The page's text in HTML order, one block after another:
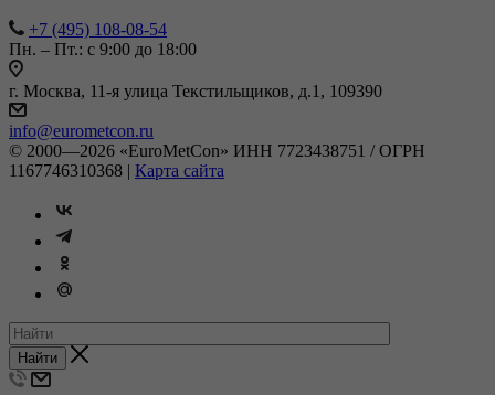
+7 (495) 108-08-54
Пн. – Пт.: с 9:00 до 18:00
г. Москва, 11-я улица Текстильщиков, д.1, 109390
info@eurometcon.ru
© 2000—2026 «EuroMetCon» ИНН 7723438751 / ОГРН
1167746310368 | Карта сайта
Найти